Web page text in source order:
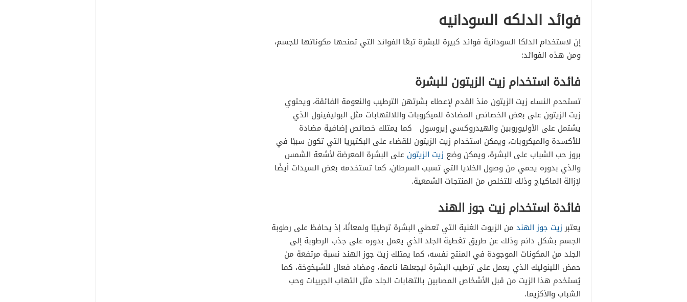
فوائد الدلكه السودانيه
إن لاستخدام الدلكا السودانية فوائد كبيرة للبشرة تبعًا الفوائد التي تمنحها مكوناتها للجسم،
ومن هذه الفوائد:
فائدة استخدام زيت الزيتون للبشرة
تستحدم النساء زيت الزيتون منذ القدم لإعطاء بشرتهن الترطيب والنعومة الفائقة، ويحتوي
زيت الزيتون على بعض الخصائص المضادة للميكروبات واللالتهابات مثل البوليفينول الذي
يشتمل على الأوليوروبين والهيدروكسي إيروسول كما يمتلك خصائص إضافية مضادة
للأكسدة والميكروبات، ويمكن استخدام زيت الزيتون للقضاء على البكتيريا التي تكون سببًا في
بروز حب الشباب على البشرة، ويمكن وضع زيت الزيتون على البشرة المعرضة لأشعة الشمس
والذي بدوره يحمي من وصول الخلايا التي تسبب السرطان، كما تستخدمه بعض السيدات أيضًا
لإزالة الماكياج وذلك للتخلص من المنتجات الشمعية.
فائدة استخدام زيت جوز الهند
يعتبرزيت جوز الهند من الزيوت الغنية التي تعطي البشرة ترطيبًا ولمعانًا، إذ يحافظ على رطوبة
الجسم بشكل دائم وذلك عن طريق تغطية الجلد الذي يعمل بدوره على جذب الرطوبة إلى
الجلد من المكونات الموجودة في المنتج نفسه، كما يمتلك زيت جوز الهند نسبة مرتفعة من
حمض اللينوليك الذي يعمل على ترطيب البشرة ليجعلها ناعمة، ومضاد فعال للشيخوخة، كما
يُستخدم هذا الزيت من قبل الأشخاص المصابين بالتهابات الجلد مثل التهاب الجريبات وحب
الشباب والأكزيما.